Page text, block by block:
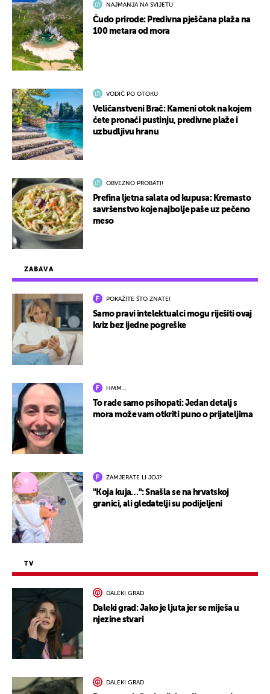
ZABAVA
POKAŽITE ŠTO ZNATE!
Samo pravi intelektualci mogu riješiti ovaj
kviz bez ijedne pogreške
HMM…
To rade samo psihopati: Jedan detalj s
mora može vam otkriti puno o prijateljima
ZAMJERATE LI JOJ?
"Koja kuja…": Snašla se na hrvatskoj
granici, ali gledatelji su podijeljeni
TV
DALEKI GRAD
Daleki grad: Jako je ljuta jer se miješa u
njezine stvari
DALEKI GRAD
NAJMANJA NA SVIJETU
Čudo prirode: Predivna pješčana plaža na
100 metara od mora
VODIČ PO OTOKU
Veličanstveni Brač: Kameni otok na kojem
ćete pronaći pustinju, predivne plaže i
uzbudljivu hranu
OBVEZNO PROBATI!
Prefina ljetna salata od kupusa: Kremasto
savršenstvo koje najbolje paše uz pečeno
meso